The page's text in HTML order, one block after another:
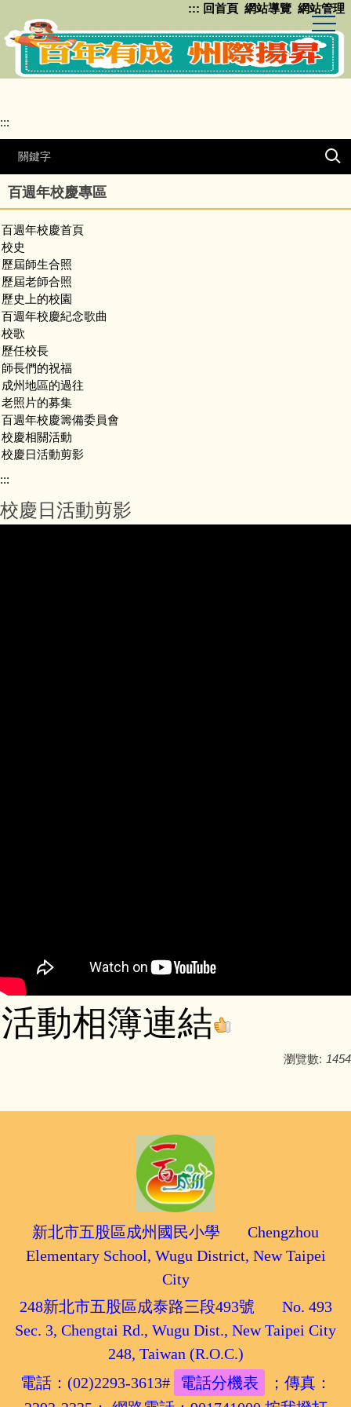
到
主
內
::: 回首頁 網站導覽 網站管理
:::
百週年校慶專區
百週年校慶首頁
校史
歷屆師生合照
歷屆老師合照
歷史上的校園
百週年校慶紀念歌曲
校歌
歷任校長
師長們的祝福
成州地區的過往
老照片的募集
百週年校慶籌備委員會
校慶相關活動
校慶日活動剪影
:::
校慶日活動剪影
活動相簿連結
瀏覽數: 1454
新北市五股區成州國民小學 Chengzhou
Elementary School, Wugu District, New Taipei
City
248新北市五股區成泰路三段493號 No. 493
Sec. 3, Chengtai Rd., Wugu Dist., New Taipei City
248, Taiwan (R.O.C.)
電話：(02)2293-3613#
電話分機表
；傳真：